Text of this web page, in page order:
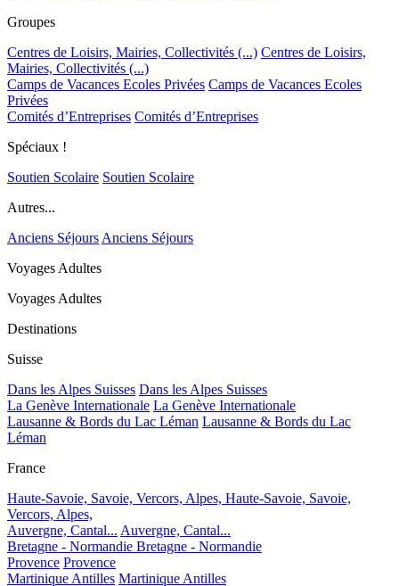
Groupes
Centres de Loisirs, Mairies, Collectivités (...) Centres de Loisirs,
Mairies, Collectivités (...)
Camps de Vacances Ecoles Privées Camps de Vacances Ecoles
Privées
Comités d’Entreprises Comités d’Entreprises
Spéciaux !
Soutien Scolaire Soutien Scolaire
Autres...
Anciens Séjours Anciens Séjours
Voyages Adultes
Voyages Adultes
Destinations
Suisse
Dans les Alpes Suisses Dans les Alpes Suisses
La Genève Internationale La Genève Internationale
Lausanne & Bords du Lac Léman Lausanne & Bords du Lac
Léman
France
Haute-Savoie, Savoie, Vercors, Alpes, Haute-Savoie, Savoie,
Vercors, Alpes,
Auvergne, Cantal... Auvergne, Cantal...
Bretagne - Normandie Bretagne - Normandie
Provence Provence
Martinique Antilles Martinique Antilles